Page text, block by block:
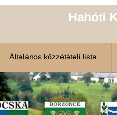
Hahóti
Általános közzétételi lista